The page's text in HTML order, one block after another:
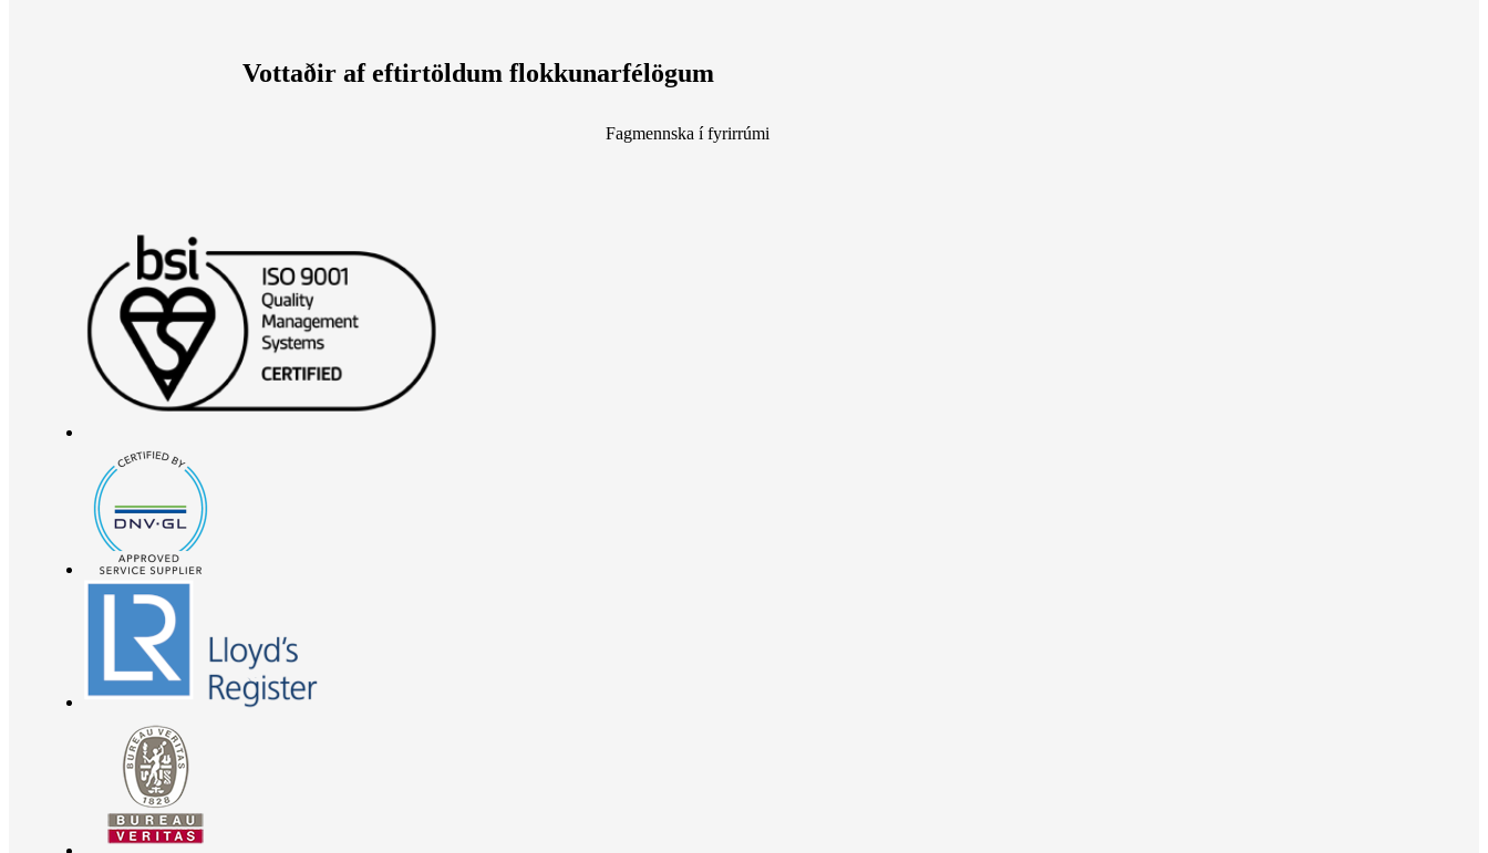
Vottaðir af eftirtöldum flokkunarfélögum
Fagmennska í fyrirrúmi